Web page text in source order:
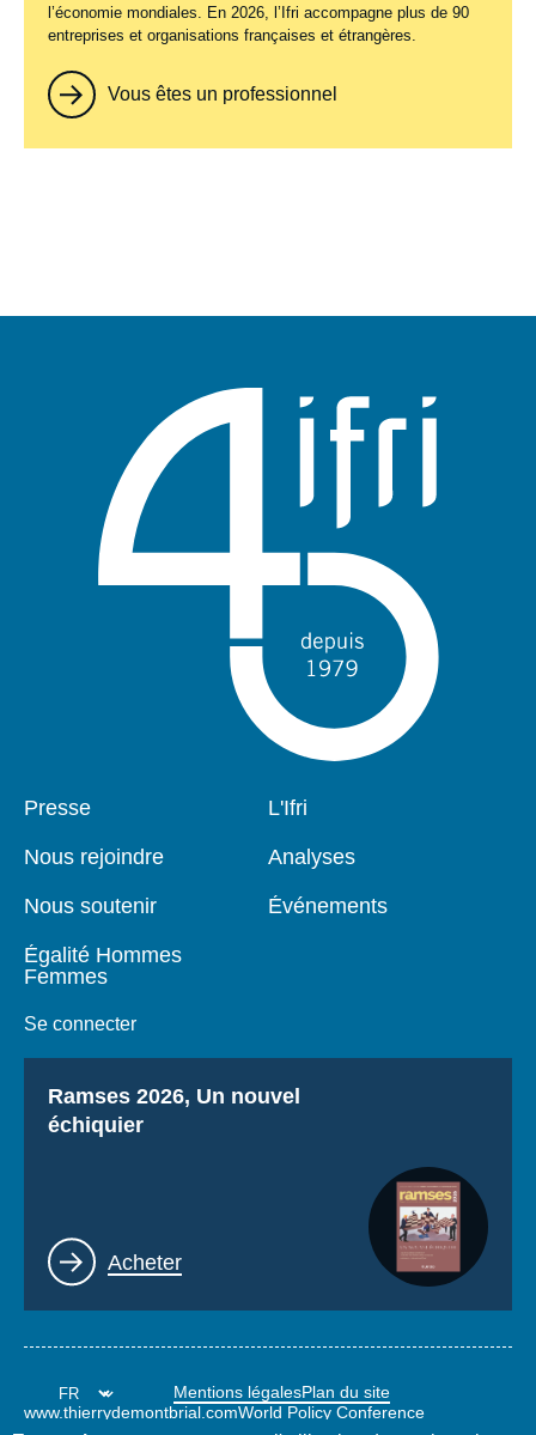
l’économie mondiales. En 2026, l’Ifri accompagne plus de 90
entreprises et organisations françaises et étrangères.
Vous êtes un professionnel
Pied
Presse
Nous rejoindre
Nous soutenir
Égalité Hommes
Femmes
Se connecter
Navigation
L'Ifri
Analyses
Événements
Titre
Ramses 2026, Un nouvel
échiquier
Lien
Acheter
Mentions légalesPlan du site
www.thierrydemontbrial.comWorld Policy Conference
Blog Politique étrangère